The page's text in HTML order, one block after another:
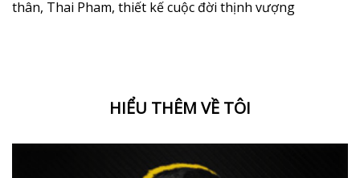
thân, Thai Pham, thiết kế cuộc đời thịnh vượng
HIỂU THÊM VỀ TÔI